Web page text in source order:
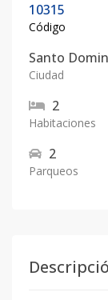
10315
Código
Santo
Ciudad
2
Habitaciones
2
Parqueos